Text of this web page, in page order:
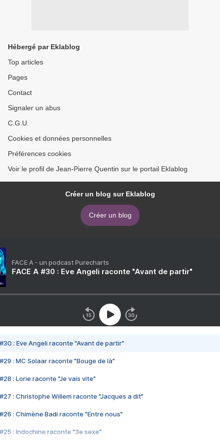
Hébergé par Eklablog
Top articles
Pages
Contact
Signaler un abus
C.G.U.
Cookies et données personnelles
Préférences cookies
Voir le profil de Jean-Pierre Quentin sur le portail Eklablog
Créer un blog sur Eklablog
Créer un blog
FACE A - un podcast Purecharts
FACE A #30 : Eve Angeli raconte "Avant de partir"
#30 : Eve Angeli raconte "Avant de partir"
#29 : MC Solaar raconte "Bouge de là"
#28 : Lorie raconte "Je vais vite"
#27 : Christophe Willem raconte "Jacques a dit"
#26 : Chimène Badi raconte "Entre nous"
#25 : Indochine raconte "3e sexe"